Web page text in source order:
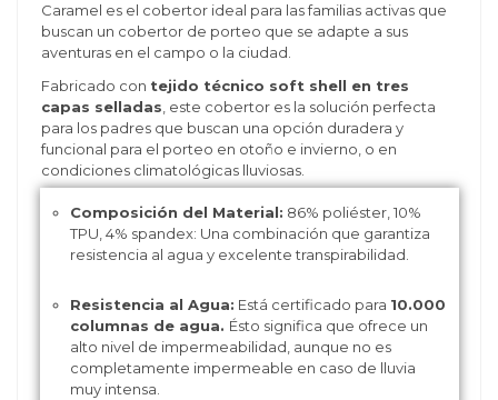
Caramel es el cobertor ideal para las familias activas que
buscan un cobertor de porteo que se adapte a sus
aventuras en el campo o la ciudad.
Fabricado con tejido técnico soft shell en tres
capas selladas , este cobertor es la solución perfecta
para los padres que buscan una opción duradera y
funcional para el porteo en otoño e invierno, o en
condiciones climatológicas lluviosas.
Composición del Material: 86% poliéster, 10%
TPU, 4% spandex: Una combinación que garantiza
resistencia al agua y excelente transpirabilidad.
Resistencia al Agua: Está certificado para 10.000
columnas de agua. Ésto significa que ofrece un
alto nivel de impermeabilidad, aunque no es
completamente impermeable en caso de lluvia
muy intensa.